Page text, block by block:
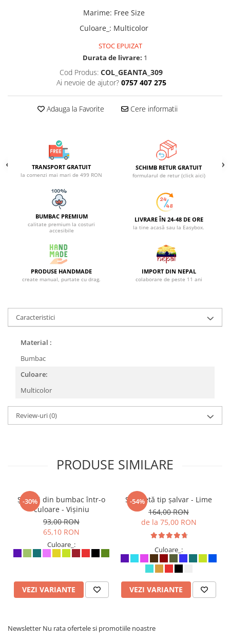
Jambiere din Lână
Eșarfe Cașmir
Marime: Free Size
Culoare_ : Multicolor
STOC EPUIZAT
Durata de livrare: 1
Cod Produs: COL_GEANTA_309
Ai nevoie de ajutor? 0757 407 275
Adauga la Favorite Cere informatii
TRANSPORT GRATUIT
la comenzi mai mari de 499 RON
SCHIMB RETUR GRATUIT
formularul de retur (click aici)
BUMBAC PREMIUM
calitate premium la costuri
accesibile
LIVRARE ÎN 24-48 DE ORE
la tine acasă sau la Easybox.
PRODUSE HANDMADE
create manual, purtate cu drag.
IMPORT DIN NEPAL
colaborare de peste 11 ani
Caracteristici
Material :
Bumbac
Culoare:
Multicolor
Review-uri(0)
PRODUSE SIMILARE
-30%
Șalvari din bumbac într-o
culoare - Vișiniu
93,00 RON
65,10 RON
Culoare_:
VEZI VARIANTE
-54%
Salopetă tip șalvar - Lime
164,00 RON
de la 75,00 RON
Culoare_:
VEZI VARIANTE
Newsletter Nu rata ofertele si promotiile noastre